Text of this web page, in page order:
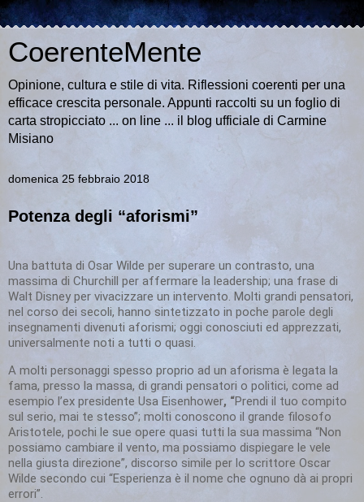
CoerenteMente
Opinione, cultura e stile di vita. Riflessioni coerenti per una
efficace crescita personale. Appunti raccolti su un foglio di
carta stropicciato ... on line ... il blog ufficiale di Carmine
Misiano
domenica 25 febbraio 2018
Potenza degli “aforismi”
Una battuta di Osar Wilde per superare un contrasto, una
massima di Churchill per affermare la leadership; una frase di
Walt Disney per vivacizzare un intervento. Molti grandi pensatori,
nel corso dei secoli, hanno sintetizzato in poche parole degli
insegnamenti divenuti aforismi; oggi conosciuti ed apprezzati,
universalmente noti a tutti o quasi.
A molti personaggi spesso proprio ad un aforisma è legata la
fama, presso la massa, di grandi pensatori o politici, come ad
esempio l’ex presidente Usa Eisenhower, “Prendi il tuo compito
sul serio, mai te stesso”; molti conoscono il grande filosofo
Aristotele, pochi le sue opere quasi tutti la sua massima “Non
possiamo cambiare il vento, ma possiamo dispiegare le vele
nella giusta direzione”, discorso simile per lo scrittore Oscar
Wilde secondo cui “Esperienza è il nome che ognuno dà ai propri
errori”.